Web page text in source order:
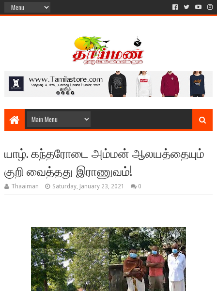
யாழ். கந்தரோடை அம்மன் ஆலயத்தையும்
குறி வைத்தது இராணுவம்!
Thaaiman Saturday, January 23, 2021 0